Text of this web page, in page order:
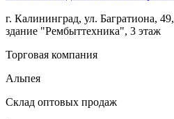
г. Калининград, ул. Багратиона, 49,
здание "Рембыттехника", 3 этаж
Торговая компания
Альпея
Склад оптовых продаж